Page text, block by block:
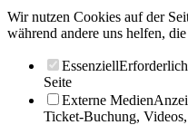
Wir nutzen Cookies auf der
während andere uns helfen,
Essenziell
Seite
Externe Medien
Ticket-Buchung,